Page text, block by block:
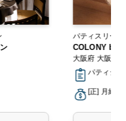
パティスリー・スイー
ン
COLONY by
大阪府 大阪市
パティシエ
[正] 月給